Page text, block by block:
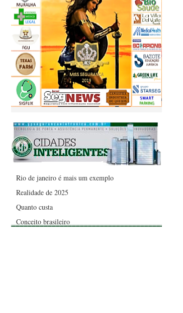
Rio de janeiro é mais um exemplo
Realidade de 2025
Quanto custa
Conceito brasileiro